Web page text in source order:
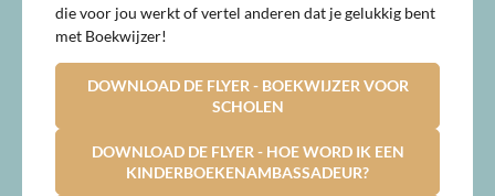
die voor jou werkt of vertel anderen dat je gelukkig bent
met Boekwijzer!
DOWNLOAD DE FLYER - BOEKWIJZER VOOR
SCHOLEN
DOWNLOAD DE FLYER - HOE WORD IK EEN
KINDERBOEKENAMBASSADEUR?